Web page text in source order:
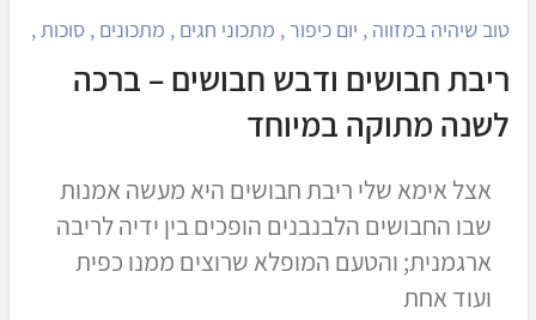
טוב שיהיה במזווה , יום כיפור, מתכוני חגים , מתכונים ,סוכות,
ריבת חבושים ודבש חבושים – ברכה
לשנה מתוקה במיוחד
אצל אימא שלי ריבת חבושים היא מעשה אמנות
שבו החבושים הלבנבנים הופכים בין ידיה לריבה
ארגמנית; והטעם המופלא שרוצים ממנו כפית
ועוד אחת